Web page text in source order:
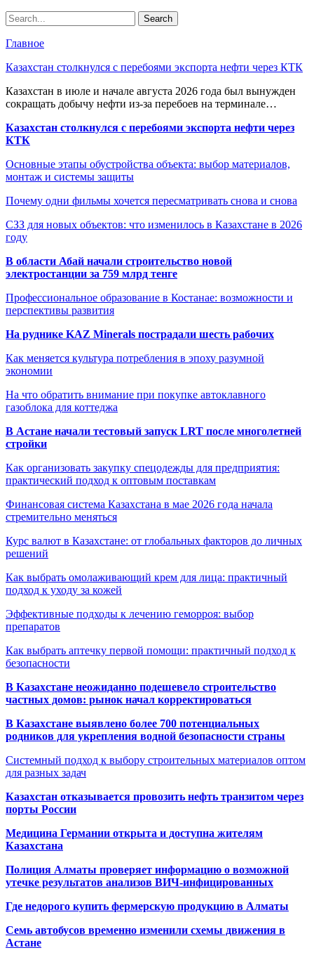
Главное
Казахстан столкнулся с перебоями экспорта нефти через КТК
Казахстан в июле и начале августа 2026 года был вынужден
сокращать добычу нефти из-за перебоев на терминале…
Казахстан столкнулся с перебоями экспорта нефти через
КТК
Основные этапы обустройства объекта: выбор материалов,
монтаж и системы защиты
Почему одни фильмы хочется пересматривать снова и снова
СЗЗ для новых объектов: что изменилось в Казахстане в 2026
году
В области Абай начали строительство новой
электростанции за 759 млрд тенге
Профессиональное образование в Костанае: возможности и
перспективы развития
На руднике KAZ Minerals пострадали шесть рабочих
Как меняется культура потребления в эпоху разумной
экономии
На что обратить внимание при покупке автоклавного
газоблока для коттеджа
В Астане начали тестовый запуск LRT после многолетней
стройки
Как организовать закупку спецодежды для предприятия:
практический подход к оптовым поставкам
Финансовая система Казахстана в мае 2026 года начала
стремительно меняться
Курс валют в Казахстане: от глобальных факторов до личных
решений
Как выбрать омолаживающий крем для лица: практичный
подход к уходу за кожей
Эффективные подходы к лечению геморроя: выбор
препаратов
Как выбрать аптечку первой помощи: практичный подход к
безопасности
В Казахстане неожиданно подешевело строительство
частных домов: рынок начал корректироваться
В Казахстане выявлено более 700 потенциальных
родников для укрепления водной безопасности страны
Системный подход к выбору строительных материалов оптом
для разных задач
Казахстан отказывается провозить нефть транзитом через
порты России
Медицина Германии открыта и доступна жителям
Казахстана
Полиция Алматы проверяет информацию о возможной
утечке результатов анализов ВИЧ-инфицированных
Где недорого купить фермерскую продукцию в Алматы
Семь автобусов временно изменили схемы движения в
Астане